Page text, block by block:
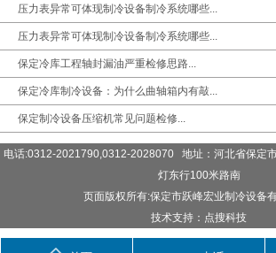
压力表异常可体现制冷设备制冷系统哪些...
压力表异常可体现制冷设备制冷系统哪些...
保定冷库工程轴封漏油严重检修思路...
保定冷库制冷设备：为什么曲轴箱内有敲...
保定制冷设备压缩机常见问题检修...
电话:0312-2021790,0312-2028070 地址：河北省保定
灯东行100米路南
页面版权所有:保定市跃峰宏业制冷设备
技术支持：点搜科技